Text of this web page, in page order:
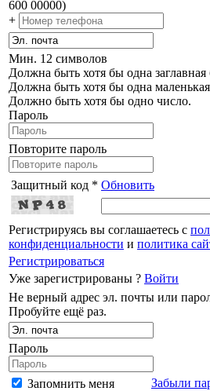
600 00000)
+
Мин. 12 символов
Должна быть хотя бы одна заглавная
Должна быть хотя бы одна
Должно быть хотя бы одно число.
Пароль
Повторите пароль
Защитный код * Обновить
Регистрируясь вы соглашаетесь с
конфиденциальности и политика
Регистрироваться
Уже зарегистрированы ? Войти
Не верный адрес эл. почты или
Пробуйте ещё раз.
Пароль
Запомнить меня
Забыли